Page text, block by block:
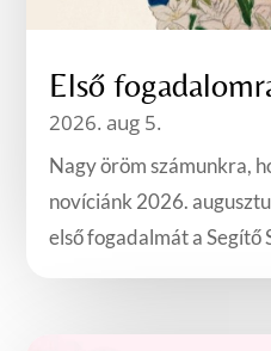
Első
2026. aug 5.
Nagy öröm számunkra,
novíciánk 2026.
első fogadalmát a Segítő